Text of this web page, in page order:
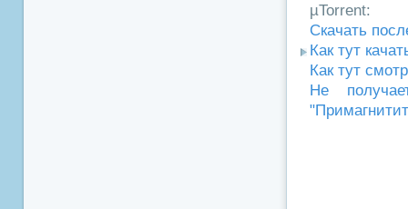
µTorrent:
Скачать
Как тут
Как тут
Не